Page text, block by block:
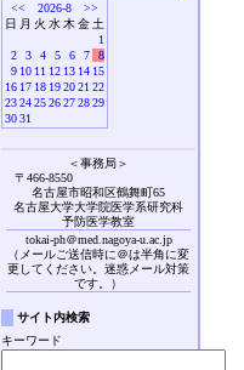
<< 2026-8
>>
日 月 火 水 木 金 土
1
2
3 4 5 6 7
8
9 10 11 12 13 14 15
16 17 18 19 20 21 22
23 24 25 26 27 28 29
30 31
＜事務局＞
〒466-8550
名古屋市昭和区鶴舞町65
名古屋大学大学院医学系研究科
予防医学教室
tokai-ph＠med.nagoya-u.ac.jp
（メールご送信時に＠は半角に変
更してください。迷惑メール対策
です。）
サイト内検索
キーワード